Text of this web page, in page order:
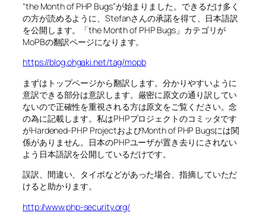
“the Month of PHP Bugs”が始まりました。できるだけ多く
の方が読めるように、Stefanさんの承諾を得て、日本語訳
を公開します。「the Month of PHP Bugs」カテゴリが
MoPBの翻訳ページになります。
https://blog.ohgaki.net/tag/mopb
まずはトップページから翻訳します。分かりやすいように
意訳できる部分は意訳します。厳密に原文の通り訳してい
ないので正確性を重視される方は原文をご覧ください。念
の為に記載します。私はPHPプロジェクトのコミッタです
がHardened-PHP ProjectおよびMonth of PHP Bugsには関
係がありません。日本のPHPユーザが置き去りにされない
よう日本語訳を公開しているだけです。
誤訳、間違い、タイポなどがあった場合、指摘していただ
けると助かります。
http://www.php-security.org/